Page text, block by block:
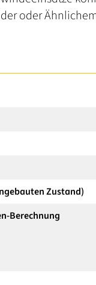
oder
Zustand)
Berechnung